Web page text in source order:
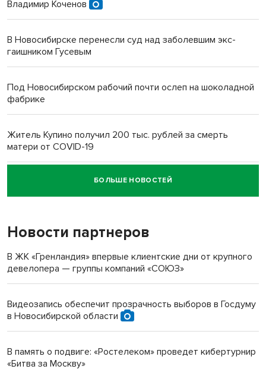
Владимир Коченов
В Новосибирске перенесли суд над заболевшим экс-
гаишником Гусевым
Под Новосибирском рабочий почти ослеп на шоколадной
фабрике
Житель Купино получил 200 тыс. рублей за смерть
матери от COVID-19
Новосибирский суд наказал водителя за смерть
пенсионерки на вокзале
БОЛЬШЕ НОВОСТЕЙ
Новости партнеров
В ЖК «Гренландия» впервые клиентские дни от крупного
девелопера — группы компаний «СОЮЗ»
Видеозапись обеспечит прозрачность выборов в Госдуму
в Новосибирской области
В память о подвиге: «Ростелеком» проведет кибертурнир
«Битва за Москву»